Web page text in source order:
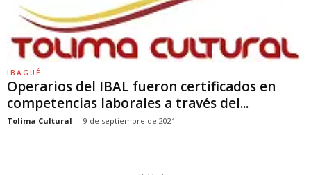
IBAGUÉ
Operarios del IBAL fueron certificados en
competencias laborales a través del...
Tolima Cultural - 9 de septiembre de 2021